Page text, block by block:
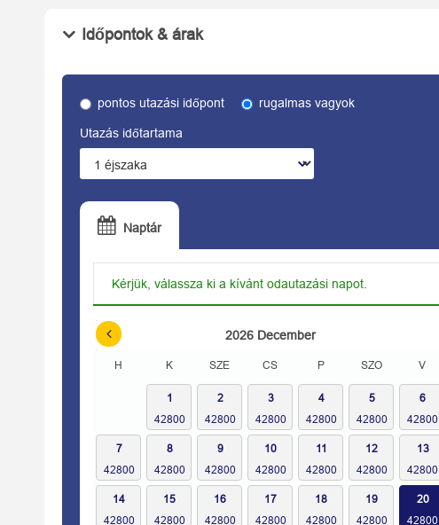
Időpontok & árak
pontos utazási időpont rugalmas vagyok
Utazás időtartama
Naptár
Kérjük, válassza ki a kívánt odautazási napot.
2026 December
H K SZE CS P SZO V
1 2 3 4 5 6
7 8 9 10 11 12 13
14 15 16 17 18 19 20